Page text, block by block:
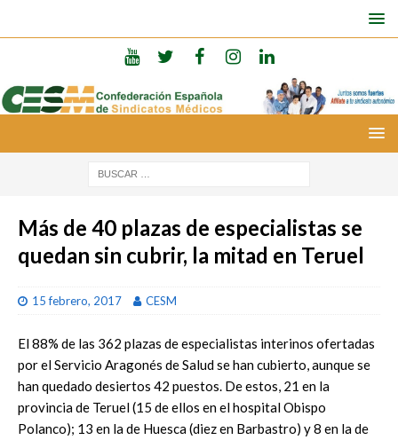
Más de 40 plazas de especialistas se
quedan sin cubrir, la mitad en Teruel
15 febrero, 2017 CESM
El 88% de las 362 plazas de especialistas interinos ofertadas
por el Servicio Aragonés de Salud se han cubierto, aunque se
han quedado desiertos 42 puestos. De estos, 21 en la
provincia de Teruel (15 de ellos en el hospital Obispo
Polanco); 13 en la de Huesca (diez en Barbastro) y 8 en la de